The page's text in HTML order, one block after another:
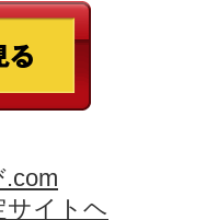
サイトヘ